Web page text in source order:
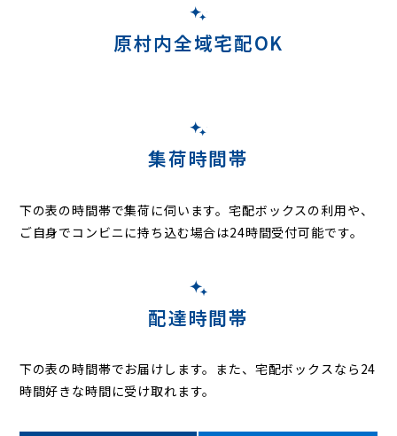
原村内全域宅配OK
集荷時間帯
下の表の時間帯で集荷に伺います。宅配ボックスの利用や、
ご自身でコンビニに持ち込む場合は24時間受付可能です。
配達時間帯
下の表の時間帯でお届けします。また、宅配ボックスなら24
時間好きな時間に受け取れます。